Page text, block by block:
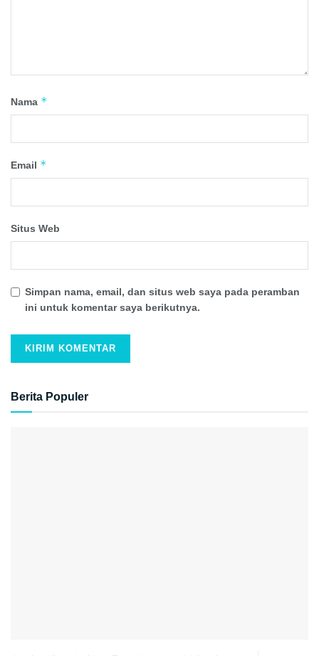
Nama *
Email *
Situs Web
Simpan nama, email, dan situs web saya pada peramban
ini untuk komentar saya berikutnya.
Berita Populer